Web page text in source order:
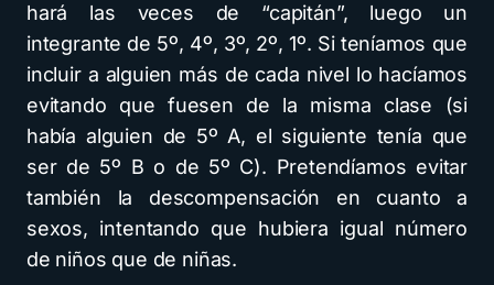
hará las veces de “capitán”, luego un
integrante de 5º, 4º, 3º, 2º, 1º. Si teníamos que
incluir a alguien más de cada nivel lo hacíamos
evitando que fuesen de la misma clase (si
había alguien de 5º A, el siguiente tenía que
ser de 5º B o de 5º C). Pretendíamos evitar
también la descompensación en cuanto a
sexos, intentando que hubiera igual número
de niños que de niñas.